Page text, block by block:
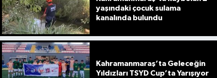
yaşındaki çocuk sulama
kanalında bulundu
Kahramanmaraş’ta Geleceğin
Yıldızları TSYD Cup’ta Yarışıyor